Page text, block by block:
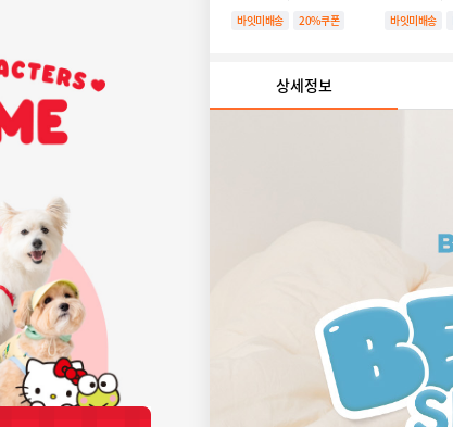
바잇미배송 20%쿠폰 바잇미배송
상세정보